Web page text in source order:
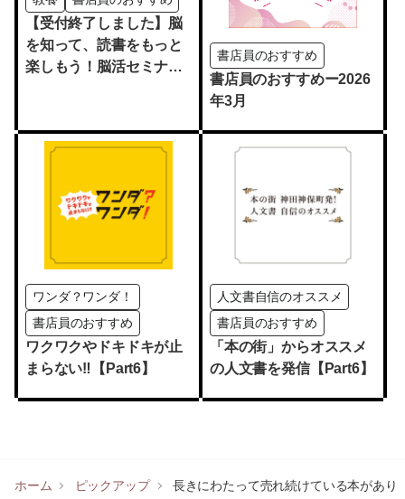
【受付終了しました】脳
を知って、読書をもっと
楽しもう！脳活セミナー
書店員のおすすめ
書店員のおすすめー2026
年3月
ワンダ？ワンダ！
書店員のおすすめ
ワクワクやドキドキが止
まらない‼【Part6】
人文書自信のオススメ
書店員のおすすめ
「本の街」からオススメ
の人文書を発信【Part6】
ホーム ピックアップ
長きにわたって売れ続けている本があり